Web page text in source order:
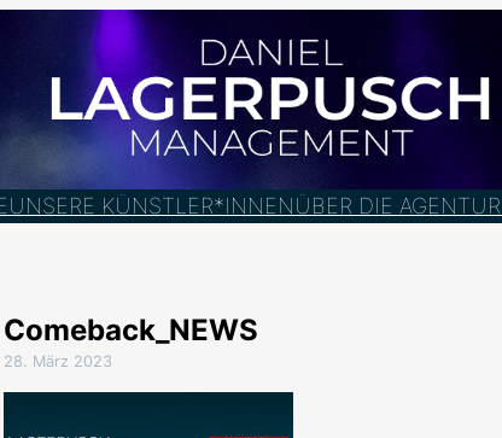
UNSERE KÜNSTLER*INNENÜBER DIE AGENTUR
Comeback_NEWS
28. März 2023